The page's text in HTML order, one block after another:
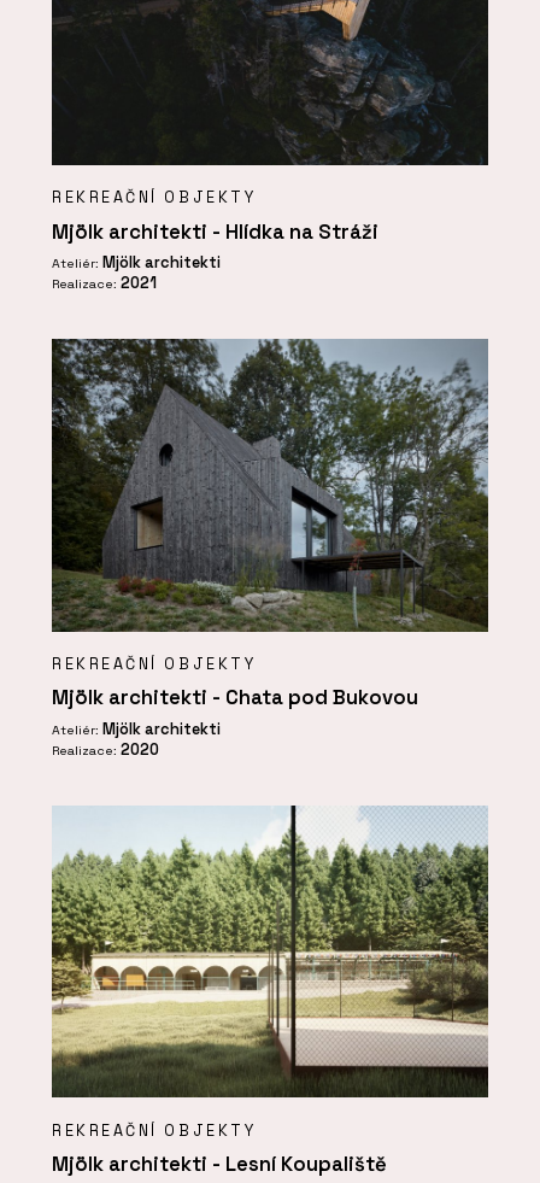
REKREAČNÍ OBJEKTY
Mjölk architekti - Hlídka na Stráži
Ateliér: Mjölk architekti
Realizace: 2021
REKREAČNÍ OBJEKTY
Mjölk architekti - Chata pod Bukovou
Ateliér: Mjölk architekti
Realizace: 2020
REKREAČNÍ OBJEKTY
Mjölk architekti - Lesní Koupaliště